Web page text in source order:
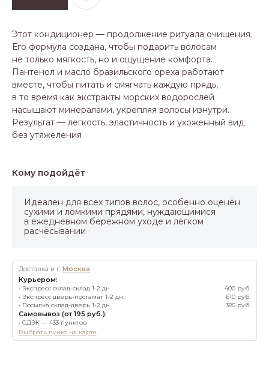
Этот кондиционер — продолжение ритуала очищения.
Его формула создана, чтобы подарить волосам
не только мягкость, но и ощущение комфорта.
Пантенол и масло бразильского ореха работают
вместе, чтобы питать и смягчать каждую прядь,
в то время как экстракты морских водорослей
насыщают минералами, укрепляя волосы изнутри.
Результат — лёгкость, эластичность и ухоженный вид
без утяжеления
Кому подойдёт
Идеален для всех типов волос, особенно оценён
сухими и ломкими прядями, нуждающимися
в ежедневном бережном уходе и лёгком
расчёсывании
Доставка в г. Москва:
Курьером:
• Экспресс склад-склад 1-2 дн.
400 руб.
• Экспресс дверь-постамат 1-2 дн.
610 руб.
• Посылка склад-дверь 1-2 дн.
385 руб.
Самовывоз (от 195 руб.):
• СДЭК — 433 пунктов
Выбрать пункт на карте